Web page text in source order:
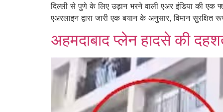
दिल्ली से पुणे के लिए उड़ान भरने वाली एअर इंडिया की एक
एअरलाइन द्वारा जारी एक बयान के अनुसार, विमान
अहमदाबाद प्लेन हादसे की